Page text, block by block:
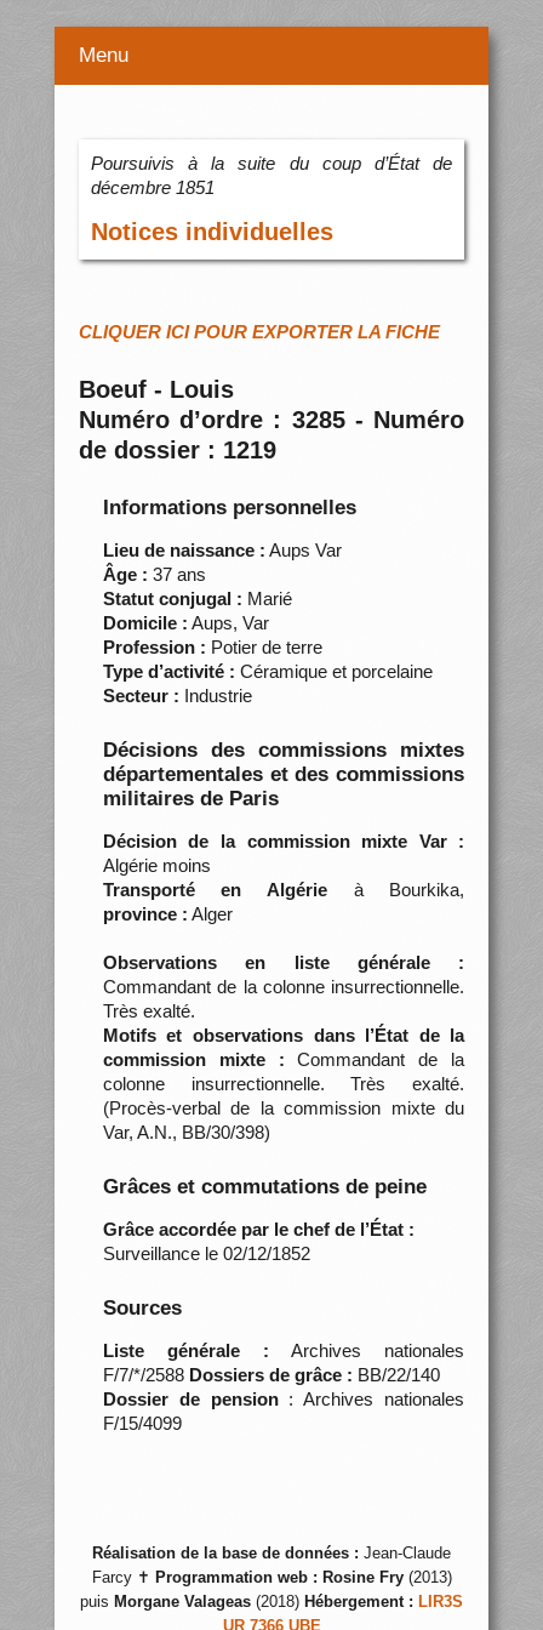
Menu
Poursuivis à la suite du coup d’État de
décembre 1851
Notices individuelles
CLIQUER ICI POUR EXPORTER LA FICHE
Boeuf - Louis
Numéro d’ordre : 3285 - Numéro
de dossier : 1219
Informations personnelles
Lieu de naissance : Aups Var
Âge : 37 ans
Statut conjugal : Marié
Domicile : Aups, Var
Profession : Potier de terre
Type d’activité : Céramique et porcelaine
Secteur : Industrie
Décisions des commissions mixtes
départementales et des commissions
militaires de Paris
Décision de la commission mixte Var :
Algérie moins
Transporté en Algérie à Bourkika,
province : Alger
Observations en liste générale :
Commandant de la colonne insurrectionnelle.
Très exalté.
Motifs et observations dans l’État de la
commission mixte : Commandant de la
colonne insurrectionnelle. Très exalté.
(Procès-verbal de la commission mixte du
Var, A.N., BB/30/398)
Grâces et commutations de peine
Grâce accordée par le chef de l’État :
Surveillance le 02/12/1852
Sources
Liste générale : Archives nationales
F/7/*/2588 Dossiers de grâce : BB/22/140
Dossier de pension: Archives nationales
F/15/4099
Réalisation de la base de données : Jean-Claude
Farcy ✝ Programmation web : Rosine Fry(2013)
puis Morgane Valageas (2018) Hébergement : LIR3S
UR 7366 UBE